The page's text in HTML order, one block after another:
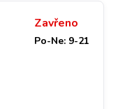
Zavřeno
Po-Ne: 9-21